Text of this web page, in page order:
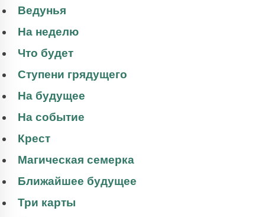
Ведунья
На неделю
Что будет
Ступени грядущего
На будущее
На событие
Крест
Магическая семерка
Ближайшее будущее
Три карты